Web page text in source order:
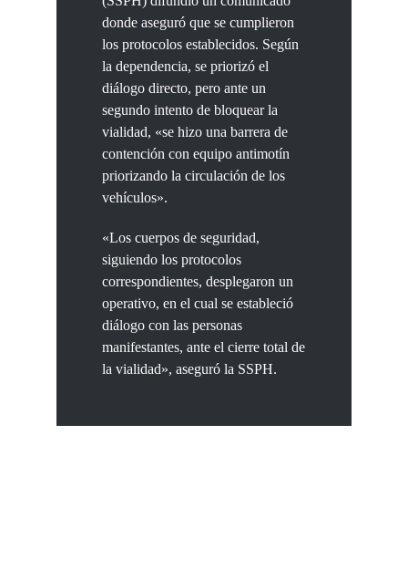
donde aseguró que se cumplieron
los protocolos establecidos. Según
la dependencia, se priorizó el
diálogo directo, pero ante un
segundo intento de bloquear la
vialidad, «se hizo una barrera de
contención con equipo antimotín
priorizando la circulación de los
vehículos».
«Los cuerpos de seguridad,
siguiendo los protocolos
correspondientes, desplegaron un
operativo, en el cual se estableció
diálogo con las personas
manifestantes, ante el cierre total de
la vialidad», aseguró la SSPH.